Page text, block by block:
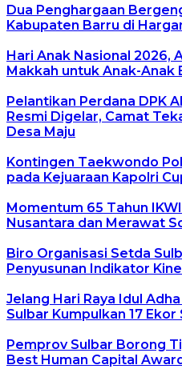
Dua Penghargaan
Kabupaten Barru di
Hari Anak Nasional 2026,
Makkah untuk Anak-Anak
Pelantikan Perdana DPK
Resmi Digelar, Camat
Desa Maju
Kontingen Taekwondo
pada Kejuaraan Kapolri
Momentum 65 Tahun
Nusantara dan Merawat
Biro Organisasi Setda
Penyusunan Indikator
Jelang Hari Raya Idul
Sulbar Kumpulkan 17 Ekor
Pemprov Sulbar Borong
Best Human Capital